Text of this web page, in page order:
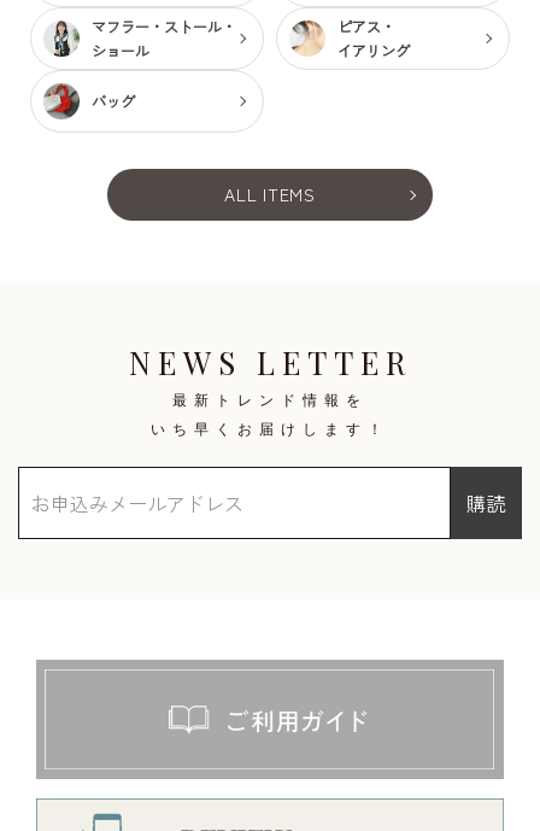
マフラー・ストール・
ショール
ピアス・
イアリング
バッグ
ALL ITEMS
NEWS LETTER
最新トレンド情報を
いち早くお届けします！